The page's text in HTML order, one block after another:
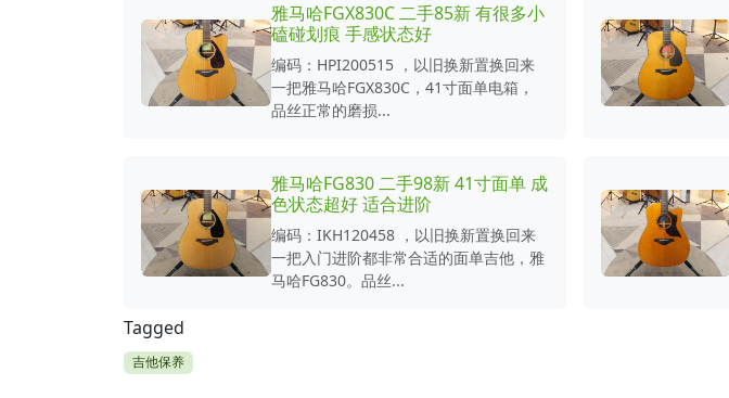
雅马哈FGX830C 二手85新 有很多小
磕碰划痕 手感状态好
编码：HPI200515 ，以旧换新置换回来
一把雅马哈FGX830C，41寸面单电箱，
品丝正常的磨损...
雅马哈FG830 二手98新 41寸面单 成
色状态超好 适合进阶
编码：IKH120458 ，以旧换新置换回来
一把入门进阶都非常合适的面单吉他，雅
马哈FG830。品丝...
Tagged
吉他保养